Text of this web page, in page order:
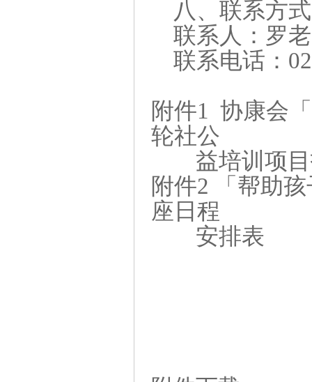
八 、联系方
联系人：罗
联系电话：
附件1 协康会
轮社公
益培训项
附件2
「帮助
座日程
安排表